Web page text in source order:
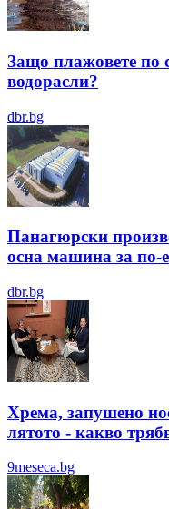
Защо плажовете по
водорасли?
dbr.bg
Панагюрски
осна машина за по-
dbr.bg
Хрема, запушено
лятотo - какво
9meseca.bg